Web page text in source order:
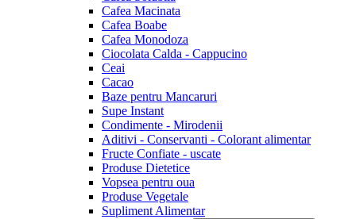
Cafea Macinata
Cafea Boabe
Cafea Monodoza
Ciocolata Calda - Cappucino
Ceai
Cacao
Baze pentru Mancaruri
Supe Instant
Condimente - Mirodenii
Aditivi - Conservanti - Colorant alimentar
Fructe Confiate - uscate
Produse Dietetice
Vopsea pentru oua
Produse Vegetale
Supliment Alimentar